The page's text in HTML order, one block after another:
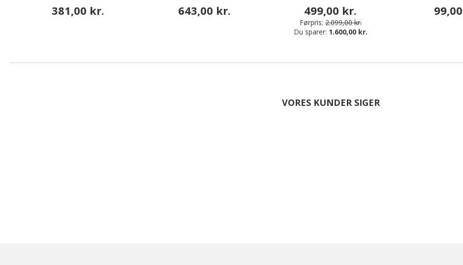
381,00 kr. 643,00 kr. 499,00 kr.
Førpris: 2.099,00 kr.
Du sparer: 1.600,00 kr.
VORES KUNDER SIGER